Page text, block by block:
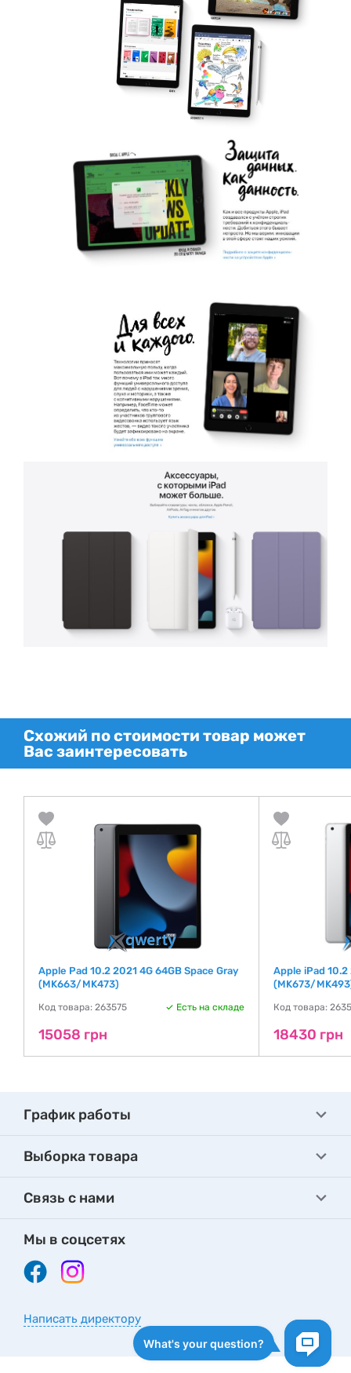
Схожий по стоимости товар может
Вас заинтересовать
Apple Pad 10.2 2021 4G 64GB Space Gray
(MK663/MK473)
Код товара: 263575 Есть на складе
15058 грн
Apple iPad 10.2
(MK673/
Код товара:
18430 грн
График работы
Выборка товара
Связь с нами
Мы в соцсетях
Написать директору